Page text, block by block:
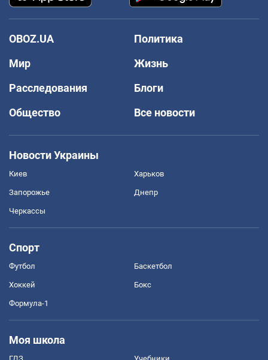
OBOZ.UA
Политика
Мир
Жизнь
Расследования
Блоги
Общество
Все новости
Новости Украины
Киев Харьков
Запорожье Днепр
Черкассы
Спорт
Футбол Баскетбол
Хоккей Бокс
Формула-1
Моя школа